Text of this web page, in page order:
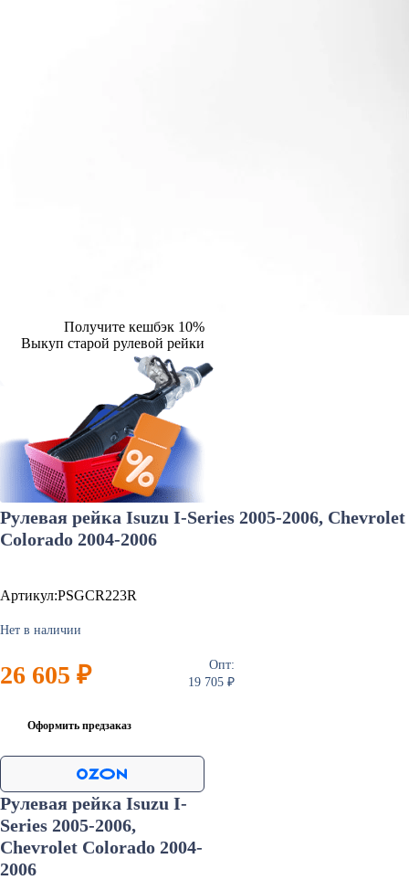
Получите кешбэк 10%
Выкуп старой рулевой рейки
Рулевая рейка Isuzu I-Series 2005-2006, Chevrolet
Colorado 2004-2006
Артикул:PSGCR223R
Нет в наличии
26 605 ₽
Опт:
19 705 ₽
Оформить предзаказ
Рулевая рейка Isuzu I-
Series 2005-2006,
Chevrolet Colorado 2004-
2006